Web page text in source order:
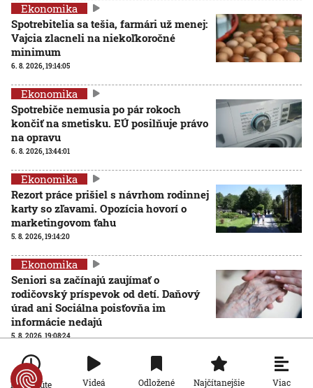
Ekonomika
Spotrebitelia sa tešia, farmári už menej:
Vajcia zlacneli na niekoľkoročné
minimum
6. 8. 2026, 19:14:05
Ekonomika
Spotrebiče nemusia po pár rokoch
končiť na smetisku. EÚ posilňuje právo
na opravu
6. 8. 2026, 13:44:01
Ekonomika
Rezort práce prišiel s návrhom rodinnej
karty so zľavami. Opozícia hovorí o
marketingovom ťahu
5. 8. 2026, 19:14:20
Ekonomika
Seniori sa začínajú zaujímať o
rodičovský príspevok od detí. Daňový
úrad ani Sociálna poisťovňa im
informácie nedajú
5. 8. 2026, 19:08:24
Ekonomika
Na Slovensku zarastá 300-tisíc
Po minúte Videá Odložené Najčítanejšie Viac